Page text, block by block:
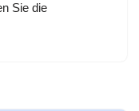
Sie die